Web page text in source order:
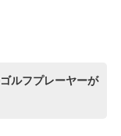
ルフプレーヤーが